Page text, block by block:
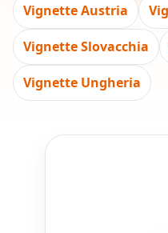
Vignette Austria
Vignette Slovacchia
Vignette Ungheria